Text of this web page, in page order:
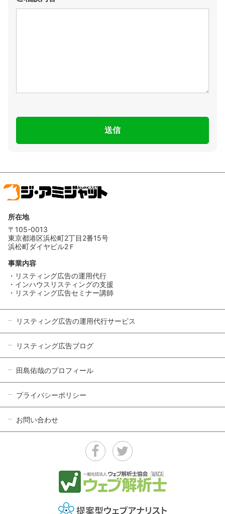
所在地
〒105-0013
東京都港区浜松町2丁目2番15号
浜松町ダイヤビル2Ｆ
事業内容
・リスティング広告の運用代行
・インハウスリスティングの支援
・リスティング広告セミナー講師
リスティング広告の運用代行サービス
リスティング広告ブログ
田島佑哉のプロフィール
プライバシーポリシー
お問い合わせ